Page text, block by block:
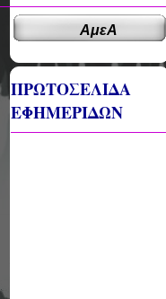
ΑμεΑ
ΠΡΩΤΟΣΕΛΙΔΑ
ΕΦΗΜΕΡΙΔΩΝ